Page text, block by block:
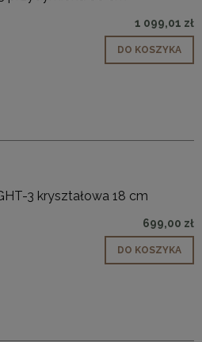
1 099,01 zł
DO KOSZYKA
3 kryształowa 18 cm
699,00 zł
DO KOSZYKA